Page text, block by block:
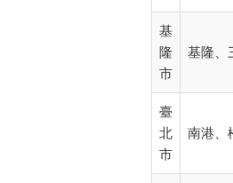
基
隆
市
基隆、
臺
北
市
南港、